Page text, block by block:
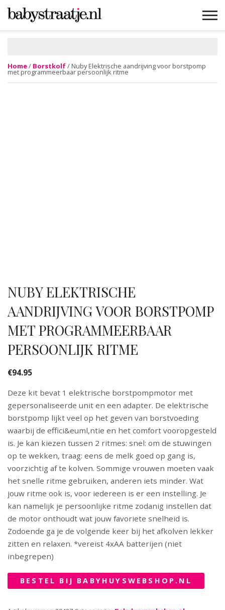
Home/ Borstkolf/ Nuby Elektrische aandrijving voor borstpomp
met programmeerbaar persoonlijk ritme
NUBY ELEKTRISCHE
AANDRIJVING VOOR BORSTPOMP
MET PROGRAMMEERBAAR
PERSOONLIJK RITME
€94.95
Deze kit bevat 1 elektrische borstpompmotor met
gepersonaliseerde unit en een adapter. De elektrische
borstpomp lijkt veel op het geven van borstvoeding
waarbij de effici&euml,ntie en het comfort vooropgesteld
is. Je kan kiezen tussen 2 ritmes: snel: om de stuwingen
op te wekken, traag: eens de melk goed op gang is,
voorzichtig af te kolven. Sommige vrouwen moeten vaak
het snelle ritme gebruiken, anderen iets minder. Wat
jouw ritme ook is, voor iedereen is er een instelling. Je
kan namelijk je persoonlijke ritme zodanig instellen dat
de motor onthoudt wat jouw favoriete snelheid is.
Zodoende ga je de volgende keer bij het afkolven lekker
zitten en relaxen. *vereist 4xAA batterijen (niet
inbegrepen)
BESTEL BIJ BABYHUYSWEBSHOP.NL